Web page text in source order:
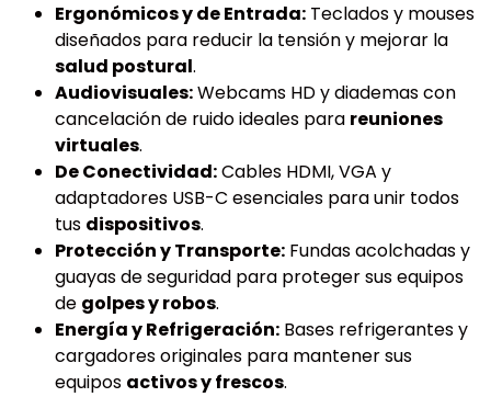
Ergonómicos y de Entrada: Teclados y mouses
diseñados para reducir la tensión y mejorar la
salud postural.
Audiovisuales:Webcams HD y diademas con
cancelación de ruido ideales para reuniones
virtuales.
De Conectividad:Cables HDMI, VGA y
adaptadores USB-C esenciales para unir todos
tus dispositivos.
Protección y Transporte: Fundas acolchadas y
guayas de seguridad para proteger sus equipos
de golpes y robos.
Energía y Refrigeración: Bases refrigerantes y
cargadores originales para mantener sus
equipos activos y frescos.